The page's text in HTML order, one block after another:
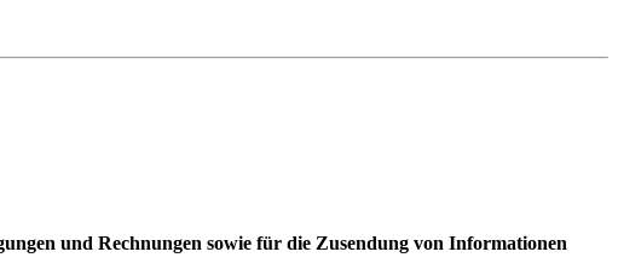
und Rechnungen sowie für die Zusendung von Informationen